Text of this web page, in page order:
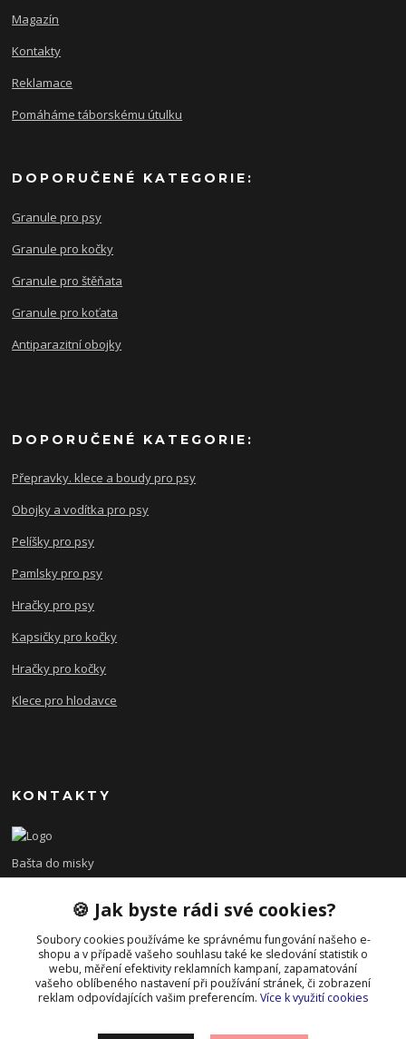
Magazín
Kontakty
Reklamace
Pomáháme táborskému útulku
DOPORUČENÉ KATEGORIE:
Granule pro psy
Granule pro kočky
Granule pro štěňata
Granule pro koťata
Antiparazitní obojky
DOPORUČENÉ KATEGORIE:
Přepravky. klece a boudy pro psy
Obojky a vodítka pro psy
Pelíšky pro psy
Pamlsky pro psy
Hračky pro psy
Kapsičky pro kočky
Hračky pro kočky
Klece pro hlodavce
KONTAKTY
Bašta do misky
+420 608 479 610
po - pá 8:00 - 15:00
info@bastadomisky.cz
🍪 Jak byste rádi své cookies?
Soubory cookies používáme ke správnému fungování našeho e-
shopu a v případě vašeho souhlasu také ke sledování statistik o
webu, měření efektivity reklamních kampaní, zapamatování
vašeho oblíbeného nastavení při používání stránek, či zobrazení
reklam odpovídajících vašim preferencím. Více k využití cookies